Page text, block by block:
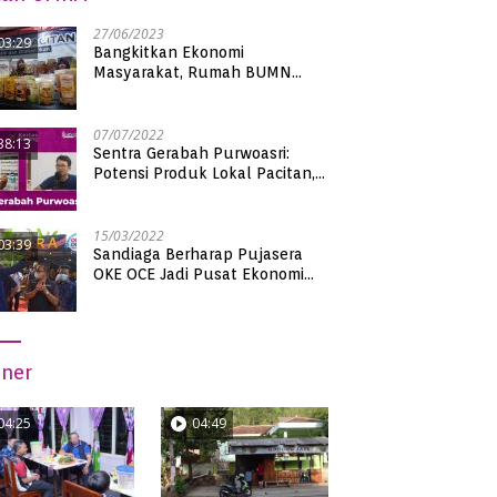
27/06/2023
Bangkitkan Ekonomi
Masyarakat, Rumah BUMN
07/07/2022
Sentra Gerabah Purwoasri:
Potensi Produk Lokal Pacitan,
15/03/2022
Sandiaga Berharap Pujasera
OKE OCE Jadi Pusat Ekonomi
04:49